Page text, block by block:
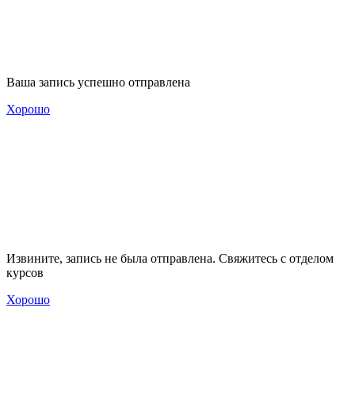
Ваша запись успешно отправлена
Хорошо
Извините, запись не была отправлена. Свяжитесь с отделом
курсов
Хорошо